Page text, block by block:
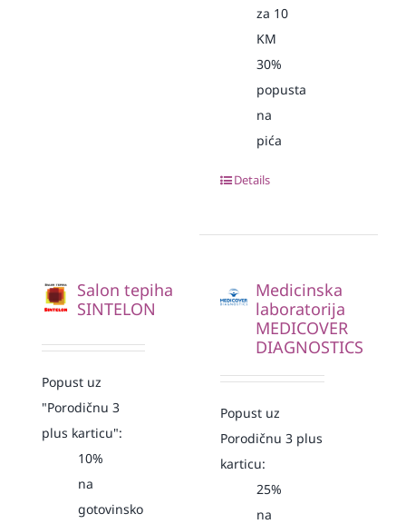
za 10
KM
30%
popusta
na
pića
Details
Salon tepiha
SINTELON
Popust uz
"Porodičnu 3
plus karticu":
10%
na
gotovinsko
Medicinska
laboratorija
MEDICOVER
DIAGNOSTICS
Popust uz
Porodičnu 3 plus
karticu:
25%
na